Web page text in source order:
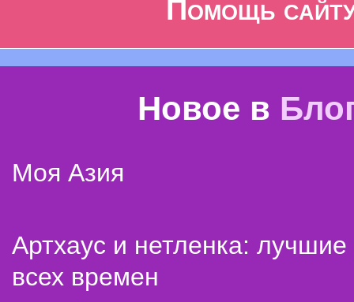
Помощь
Новое в
Моя Азия
Артхаус и нетленка:
всех времен